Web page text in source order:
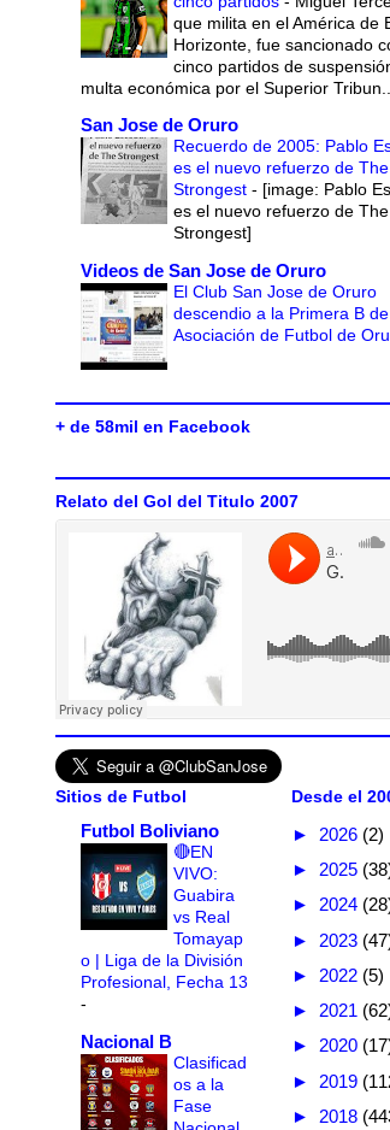
que milita en el América de
Horizonte, fue sancionado
cinco partidos de
multa económica por el Superior
San Jose de Oruro
Recuerdo de 2005: Pablo
es el nuevo refuerzo de The
Strongest - [image: Pablo
es el nuevo refuerzo de The
Strongest]
Videos de San Jose de Oruro
El Club San Jose de Oruro
descendio a la Primera B
Asociación de Futbol de
+ de 58mil en Facebook
Relato del Gol del Titulo 2007
Sitios de Futbol
Futbol Boliviano
🔴EN
VIVO:
Guabira
vs Real
Tomayap
o | Liga de la División
Profesional, Fecha 13
-
Nacional B
Clasificad
os a la
Fase
Desde el
► 2026 (2)
► 2025
► 2024
► 2023
► 2022 (5)
► 2021
► 2020
► 2019
► 2018